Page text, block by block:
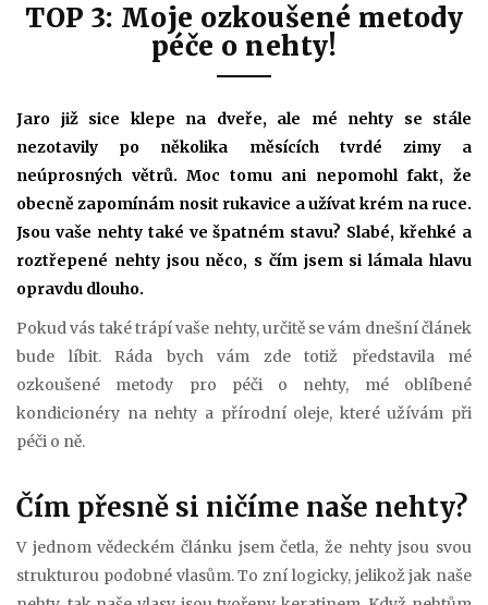
TOP 3: Moje ozkoušené metody
péče o nehty!
Jaro již sice klepe na dveře, ale mé nehty se stále
nezotavily po několika měsících tvrdé zimy a
neúprosných větrů. Moc tomu ani nepomohl fakt, že
obecně zapomínám nosit rukavice a užívat krém na ruce.
Jsou vaše nehty také ve špatném stavu? Slabé, křehké a
roztřepené nehty jsou něco, s čím jsem si lámala hlavu
opravdu dlouho.
Pokud vás také trápí vaše nehty, určitě se vám dnešní článek
bude líbit. Ráda bych vám zde totiž představila mé
ozkoušené metody pro péči o nehty, mé oblíbené
kondicionéry na nehty a přírodní oleje, které užívám při
péči o ně.
Čím přesně si ničíme naše nehty?
V jednom vědeckém článku jsem četla, že nehty jsou svou
strukturou podobné vlasům. To zní logicky, jelikož jak naše